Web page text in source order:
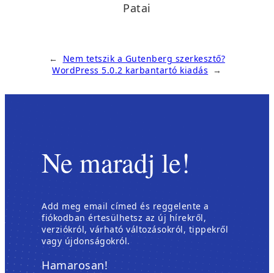
Patai
←
Nem tetszik a Gutenberg szerkesztő?
WordPress 5.0.2 karbantartó kiadás →
Ne maradj le!
Add meg email címed és reggelente a
fiókodban értesülhetsz az új hírekről,
verziókról, várható változásokról, tippekről
vagy újdonságokról.
Hamarosan!